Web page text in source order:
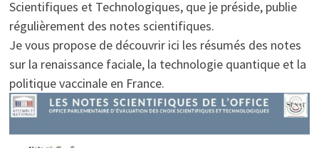
Scientifiques et Technologiques, que je préside, publie
régulièrement des notes scientifiques.
Je vous propose de découvrir ici les résumés des notes
sur la renaissance faciale, la technologie quantique et la
politique vaccinale en France.